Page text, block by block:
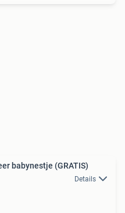
babynestje (GRATIS)
Details